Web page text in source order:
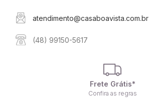
atendimento@casaboavista.com.br
(48) 99150-5617
Frete Grátis*
Confira as regras